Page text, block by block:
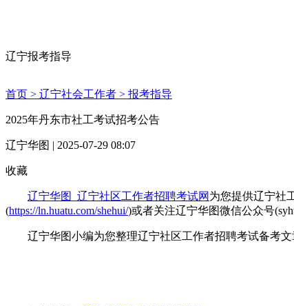
辽宁报考指导
首页 > 辽宁社会工作者 > 报考指导
2025年丹东市社工考试招考公告
辽宁华图 | 2025-07-29 08:07
收藏
辽宁华图_辽宁社区工作者招聘考试网 为您提供辽宁社
(https://ln.huatu.com/shehui/)或者关注辽宁华图微信公众号
辽宁华图小编为您整理辽宁社区工作者招聘考试备考文